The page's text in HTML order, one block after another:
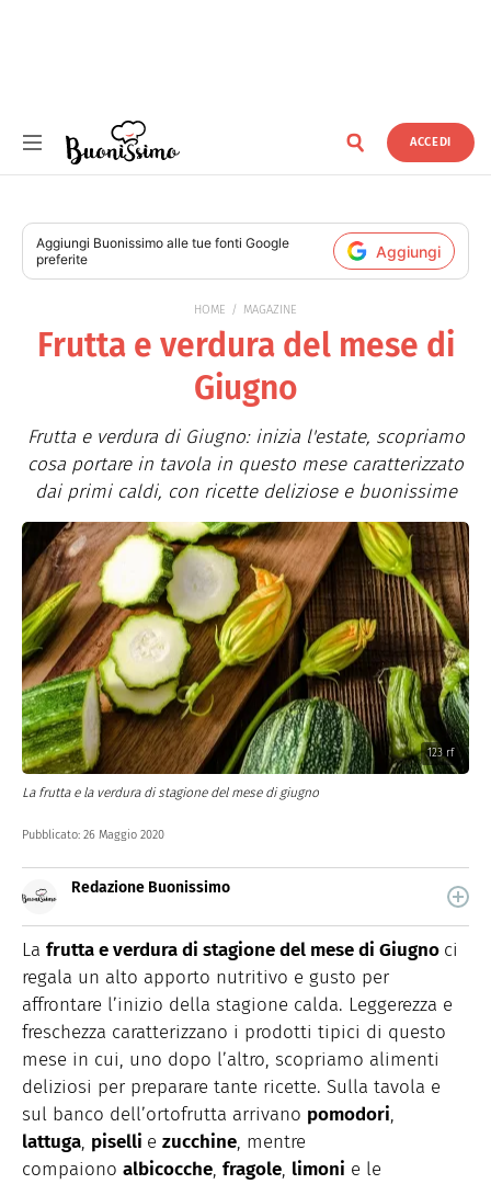
ACCEDI
Aggiungi Buonissimo alle tue fonti Google
preferite
Aggiungi
HOME MAGAZINE
Frutta e verdura del mese di
Giugno
Frutta e verdura di Giugno: inizia l'estate, scopriamo
cosa portare in tavola in questo mese caratterizzato
dai primi caldi, con ricette deliziose e buonissime
123 rf
La frutta e la verdura di stagione del mese di giugno
Pubblicato: 26 Maggio 2020
Redazione Buonissimo
quale trovi idee veloci, facili e spiegate passo passo.
La frutta e verdura di stagione del mese di Giugno ci
regala un alto apporto nutritivo e gusto per
affrontare l’inizio della stagione calda. Leggerezza e
freschezza caratterizzano i prodotti tipici di questo
mese in cui, uno dopo l’altro, scopriamo alimenti
deliziosi per preparare tante ricette. Sulla tavola e
sul banco dell’ortofrutta arrivano pomodori,
lattuga, piselli e zucchine, mentre
compaiono albicocche, fragole, limoni e le